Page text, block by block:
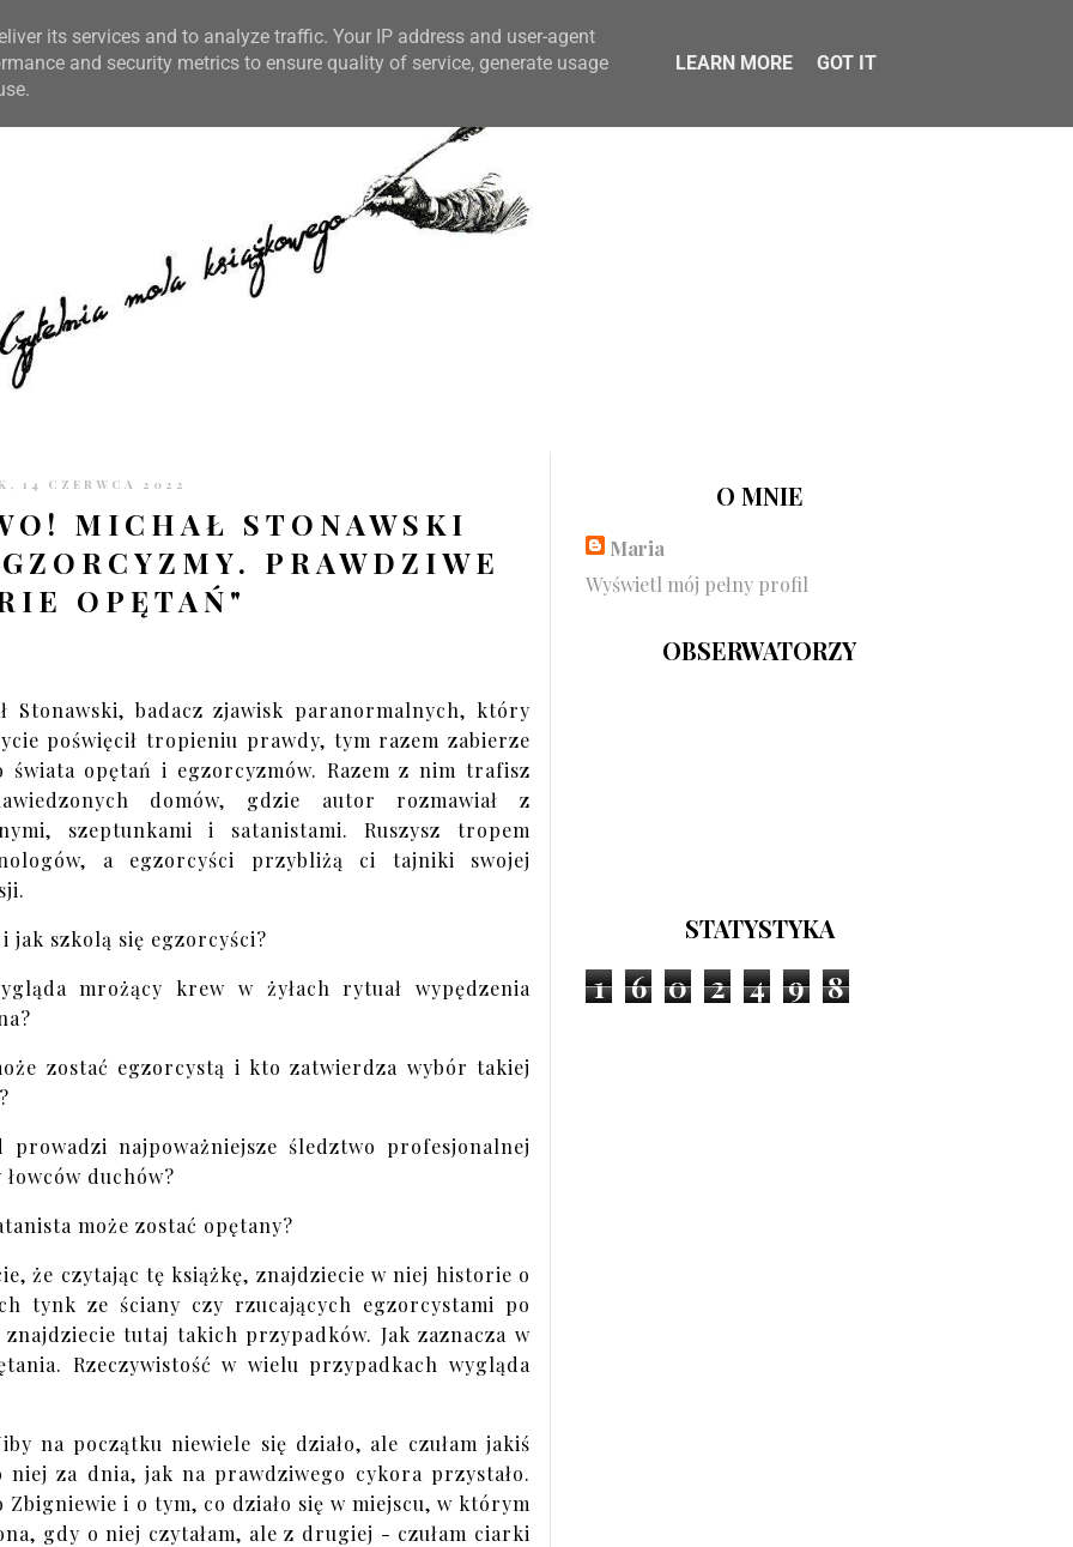
KONTAKT CZYTELNIA PO GODZINACH
14 CZERWCA 2022
MICHAŁ STONAWSKI
PRAWDZIWE
OPĘTAŃ"
Stonawski, badacz zjawisk paranormalnych, który
poświęcił tropieniu prawdy, tym razem zabierze
świata opętań i egzorcyzmów. Razem z nim trafisz
domów, gdzie autor rozmawiał z
szeptunkami i satanistami. Ruszysz tropem
a egzorcyści przybliżą ci tajniki swojej
jak szkolą się egzorcyści?
mrożący krew w żyłach rytuał wypędzenia
zostać egzorcystą i kto zatwierdza wybór takiej
prowadzi najpoważniejsze śledztwo profesjonalnej
duchów?
może zostać opętany?
że czytając tę książkę, znajdziecie w niej historie o
tynk ze ściany czy rzucających egzorcystami po
tutaj takich przypadków. Jak zaznacza w
Rzeczywistość w wielu przypadkach wygląda
na początku niewiele się działo, ale czułam jakiś
za dnia, jak na prawdziwego cykora przystało.
Zbigniewie i o tym, co działo się w miejscu, w którym
gdy o niej czytałam, ale z drugiej - czułam ciarki
O MNIE
Maria
Wyświetl mój pełny profil
OBSERWATORZY
STATYSTYKA
1 6 0 2 4 9 8
its services and to analyze traffic. Your IP address and user-agent
and security metrics to ensure quality of service, generate usage
LEARN MORE GOT IT